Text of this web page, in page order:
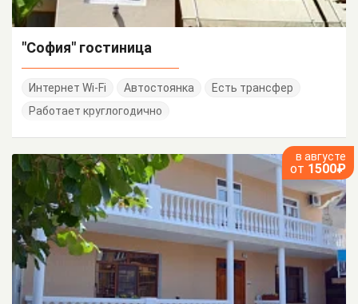
"София" гостиница
Интернет Wi-Fi Автостоянка
Есть трансфер
Работает круглогодично
в августе
от 1500₽